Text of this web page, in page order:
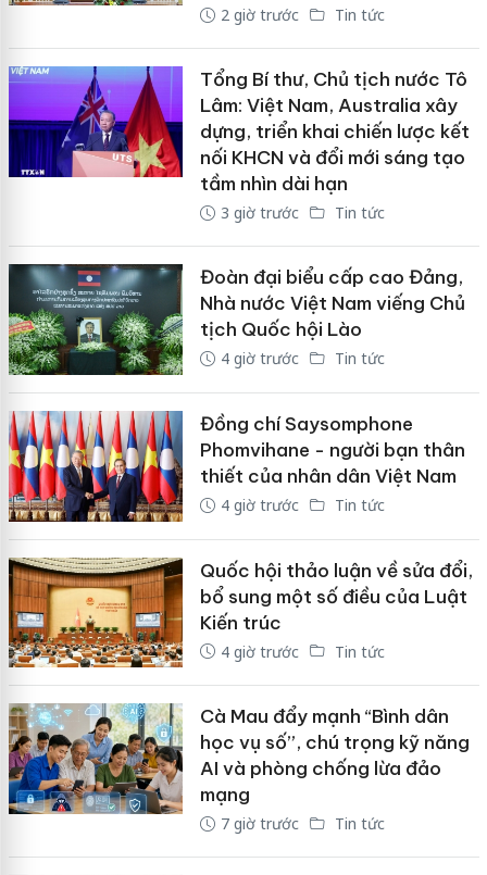
2 giờ trước Tin tức
Tổng Bí thư, Chủ tịch nước Tô
Lâm: Việt Nam, Australia xây
dựng, triển khai chiến lược kết
nối KHCN và đổi mới sáng tạo
tầm nhìn dài hạn
3 giờ trước Tin tức
Đoàn đại biểu cấp cao Đảng,
Nhà nước Việt Nam viếng Chủ
tịch Quốc hội Lào
4 giờ trước Tin tức
Đồng chí Saysomphone
Phomvihane - người bạn thân
thiết của nhân dân Việt Nam
4 giờ trước Tin tức
Quốc hội thảo luận về sửa đổi,
bổ sung một số điều của Luật
Kiến trúc
4 giờ trước Tin tức
Cà Mau đẩy mạnh “Bình dân
học vụ số”, chú trọng kỹ năng
AI và phòng chống lừa đảo
mạng
7 giờ trước Tin tức